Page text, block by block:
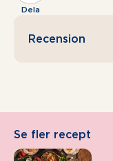
Dela
Recension
Se fler recept